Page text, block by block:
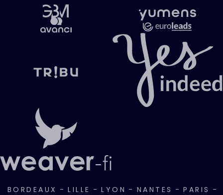
BORDEAUX - LILLE - LYON - NANTES - PARIS -